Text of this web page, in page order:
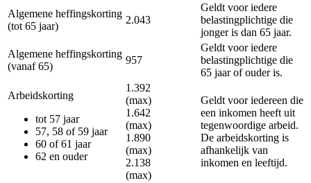
Algemene heffingskorting
(tot 65 jaar)
2.043
Geldt voor iedere
belastingplichtige die
jonger is dan 65 jaar.
Algemene heffingskorting
(vanaf 65)
957
Geldt voor iedere
belastingplichtige die
65 jaar of ouder is.
Arbeidskorting
tot 57 jaar
57, 58 of 59 jaar
60 of 61 jaar
62 en ouder
1.392
(max)
1.642
(max)
1.890
(max)
2.138
(max)
Geldt voor iedereen die
een inkomen heeft uit
tegenwoordige arbeid.
De arbeidskorting is
afhankelijk van
inkomen en leeftijd.